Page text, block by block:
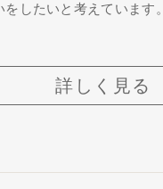
をしたいと考えています。
詳しく見る